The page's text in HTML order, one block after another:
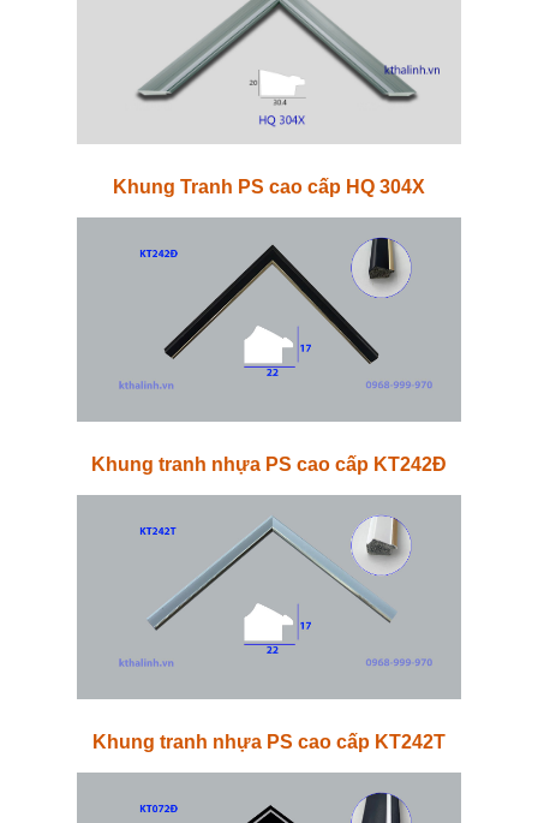
Khung Tranh PS cao cấp HQ 304X
Khung tranh nhựa PS cao cấp KT242Đ
Khung tranh nhựa PS cao cấp KT242T